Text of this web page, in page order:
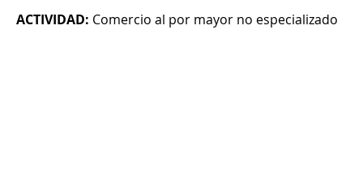
ACTIVIDAD: Comercio al por mayor no especializado